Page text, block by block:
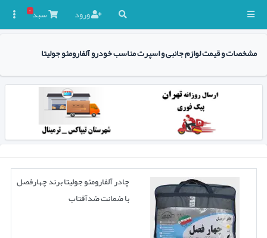
ورود سبد۰
مشخصات و قیمت لوازم جانبی و اسپرت مناسب خودرو آلفارومئو جولیتا
چادر آلفارومئو جولیتا برند چهارفصل
با ضمانت ضدآفتاب